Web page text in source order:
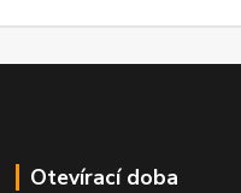
Otevírací doba